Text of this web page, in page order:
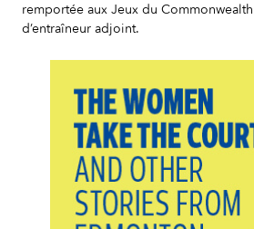
remportée aux Jeux du
d’entraîneur adjoint.